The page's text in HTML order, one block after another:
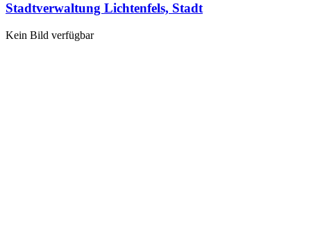
Stadtverwaltung Lichtenfels, Stadt
Kein Bild verfügbar